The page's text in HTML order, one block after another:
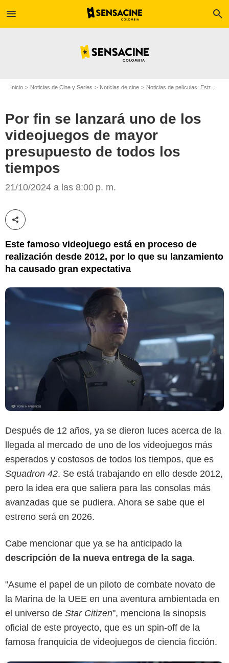
menu search
Inicio Noticias de Cine y Series Noticias de cine Noticias de películas: Estreno de película
Por fin se lanzará uno de los
videojuegos de mayor
presupuesto de todos los
tiempos
21/10/2024 a las 8:00 p. m.
Compartir esta noticia
Este famoso videojuego está en proceso de
realización desde 2012, por lo que su lanzamiento
ha causado gran expectativa
Después de 12 años, ya se dieron luces acerca de la
llegada al mercado de uno de los videojuegos más
esperados y costosos de todos los tiempos, que es
Squadron 42. Se está trabajando en ello desde 2012,
pero la idea era que saliera para las consolas más
avanzadas que se pudiera. Ahora se sabe que el
estreno será en 2026.
Cabe mencionar que ya se ha anticipado la
descripción de la nueva entrega de la saga.
"Asume el papel de un piloto de combate novato de
la Marina de la UEE en una aventura ambientada en
el universo de Star Citizen", menciona la sinopsis
oficial de este proyecto, que es un spin-off de la
famosa franquicia de videojuegos de ciencia ficción.
Cloud Imperium Games